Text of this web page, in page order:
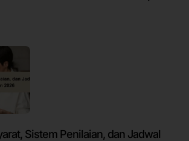
Sistem Penilaian, dan Jadwal